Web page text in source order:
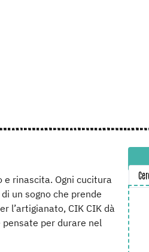
rinascita. Ogni cucitura
un sogno che prende
l’artigianato, CIK CIK dà
per durare nel